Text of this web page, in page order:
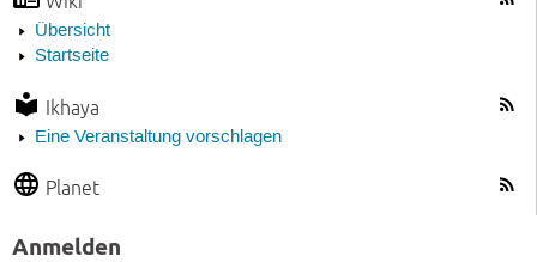
Übersicht
Startseite
Ikhaya
Eine Veranstaltung vorschlagen
Planet
Anmelden